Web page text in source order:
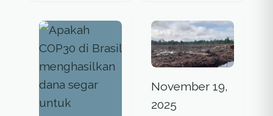
pendanaan, sangat
minim
November 19,
2025